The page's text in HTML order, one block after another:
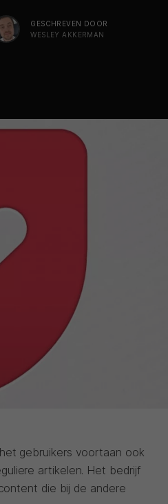
GESCHREVEN DOOR
WESLEY AKKERMAN
gebruikers voortaan ook
artikelen. Het bedrijf
die bij de andere